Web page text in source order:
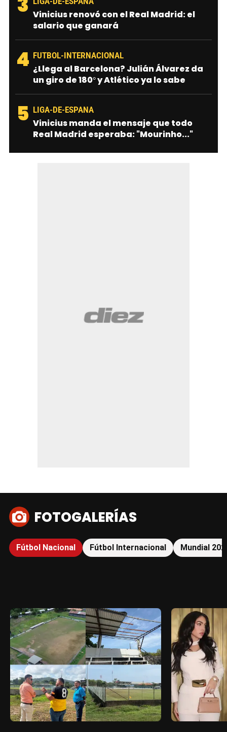
Vinicius renovó con el Real Madrid: el
salario que ganará
4 FUTBOL-INTERNACIONAL
¿Llega al Barcelona? Julián Álvarez da
un giro de 180° y Atlético ya lo sabe
5 LIGA-DE-ESPANA
Vinicius manda el mensaje que todo
Real Madrid esperaba: "Mourinho..."
FOTOGALERÍAS
Fútbol Nacional Fútbol Internacional Mundial